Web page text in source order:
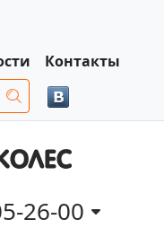
Контакты
26-00